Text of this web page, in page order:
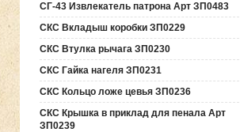
СГ-43 Извлекатель патрона Арт ЗП0483
СКС Вкладыш коробки ЗП0229
СКС Втулка рычага ЗП0230
СКС Гайка нагеля ЗП0231
СКС Кольцо ложе цевья ЗП0236
СКС Крышка в приклад для пенала Арт
ЗП0239